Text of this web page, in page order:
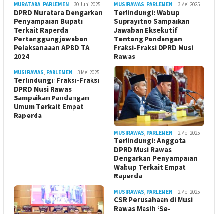
MURATARA, PARLEMEN 30 Juni 2025
DPRD Muratara Dengarkan
Penyampaian Bupati
Terkait Raperda
Pertanggungjawaban
Pelaksanaaan APBD TA
2024
MUSIRAWAS, PARLEMEN 3 Mei 2025
Terlindungi: Wabup
Suprayitno Sampaikan
Jawaban Eksekutif
Tentang Pandangan
Fraksi-Fraksi DPRD Musi
Rawas
MUSIRAWAS, PARLEMEN 3 Mei 2025
Terlindungi: Fraksi-Fraksi
DPRD Musi Rawas
Sampaikan Pandangan
Umum Terkait Empat
Raperda
MUSIRAWAS, PARLEMEN 2 Mei 2025
Terlindungi: Anggota
DPRD Musi Rawas
Dengarkan Penyampaian
Wabup Terkait Empat
Raperda
MUSIRAWAS, PARLEMEN 2 Mei 2025
CSR Perusahaan di Musi
Rawas Masih ‘Se-